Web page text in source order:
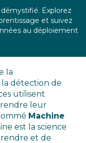
Explorez
et suivez
au déploiement
la
la détection de
utilisent
leur
Machine
est la science
et de